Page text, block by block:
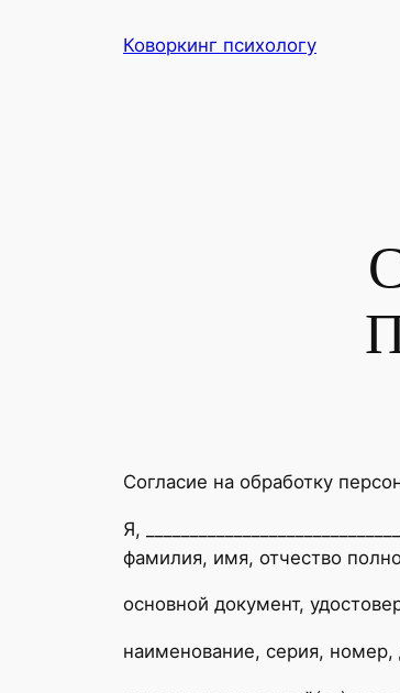
Коворкинг психологу
Согласие на обработку
Я,
фамилия, имя, отчество
основной документ,
наименование, серия,